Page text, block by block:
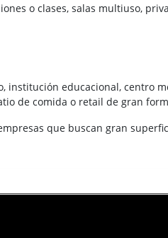
o clases, salas multiuso,
institución educacional, centro
de comida o retail de gran
que buscan gran